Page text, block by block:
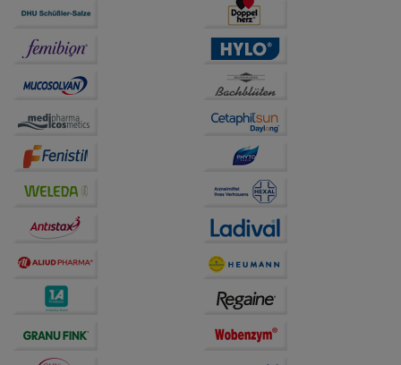
auf unserer Website aber auch die Werbung auf
Drittseiten möglichst relevant für Sie zu gestalten.
Bitte beachten Sie, dass Daten hierfür teilweise an
Dritte wie z.B. Google oder soziale Medien